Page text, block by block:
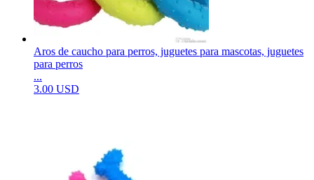
Aros de caucho para perros, juguetes para mascotas, juguetes
para perros
...
3.00 USD